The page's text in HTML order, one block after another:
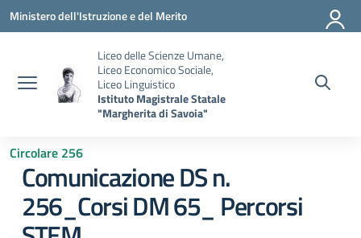
Vai ai contenuti
Vai al menu di navigazione
Vai al footer
Ministero dell'Istruzione e del Merito
Liceo delle Scienze Umane,
Liceo Economico Sociale,
Liceo Linguistico
Istituto Magistrale Statale
"Margherita di Savoia"
Circolare 256
Comunicazione DS n.
256_Corsi DM 65_ Percorsi